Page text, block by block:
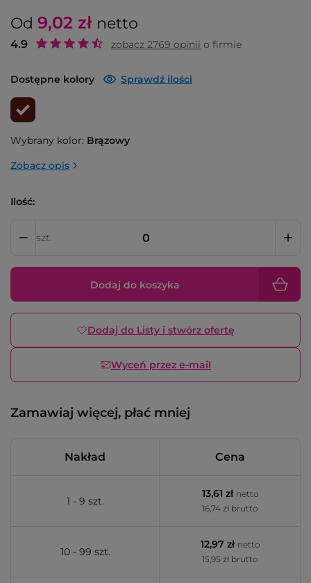
Od 9,02 zł netto
4.9 zobacz 2769 opinii o firmie
Dostępne kolory Sprawdź ilości
Wybrany kolor: Brązowy
Zobacz opis
Ilość:
szt.
Dodaj do koszyka
Dodaj do Listy i stwórz ofertę
Wyceń przez e-mail
Zamawiaj więcej, płać mniej
Nakład Cena
1 - 9 szt.
13,61 zł netto
16,74 zł brutto
10 - 99 szt.
12,97 zł netto
15,95 zł brutto